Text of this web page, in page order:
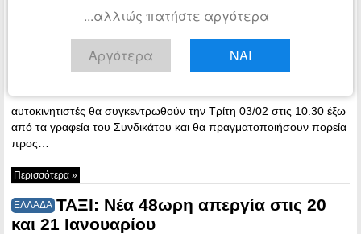
αυτοκινητιστές θα συγκεντρωθούν την Τρίτη 03/02 στις 10.30 έξω
από τα γραφεία του Συνδικάτου και θα πραγματοποιήσουν πορεία
προς…
Περισσότερα »
ΕΛΛΑΔΑ ΤΑΞΙ: Νέα 48ωρη απεργία στις 20
και 21 Ιανουαρίου
...αλλιώς πατήστε αργότερα
Αργότερα ΝΑΙ